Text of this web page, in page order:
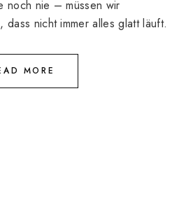
noch nie – müssen wir
nicht immer alles glatt läuft.
MORE